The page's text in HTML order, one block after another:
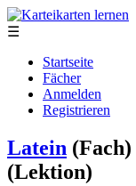
☰
Startseite
Fächer
Anmelden
Registrieren
Latein (Fach)
(Lektion)